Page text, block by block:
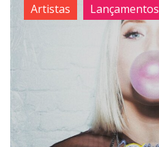
Artistas Lançamentos